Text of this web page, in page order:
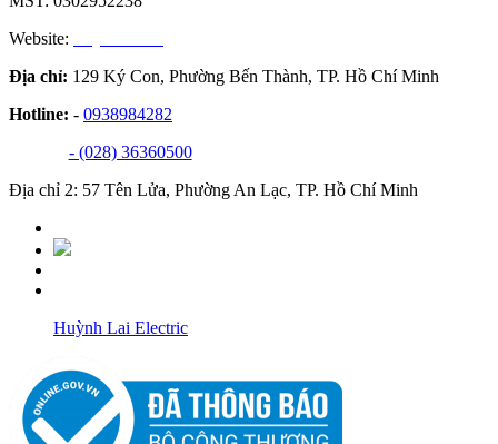
Website:
Địa chỉ: 129 Ký Con, Phường Bến Thành, TP. Hồ Chí Minh
Hotline: - 0938984282
- (028) 36360500
Địa chỉ 2: 57 Tên Lửa, Phường An Lạc, TP. Hồ Chí Minh
Huỳnh Lai Electric